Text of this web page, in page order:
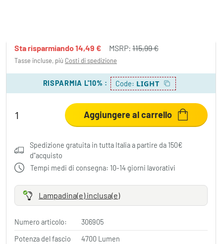
Sta risparmiando14,49 € MSRP: 115,99 €
Tasse incluse, più Costi di spedizione
RISPARMIA L'10% : Code: LIGHT
Aggiungere al carrello
Spedizione gratuita in tutta Italia a partire da 150€
d"acquisto
Tempi medi di consegna: 10-14 giorni lavorativi
Lampadina(e) inclusa(e)
Numero articolo:
306905
Potenza del fascio
4700 Lumen